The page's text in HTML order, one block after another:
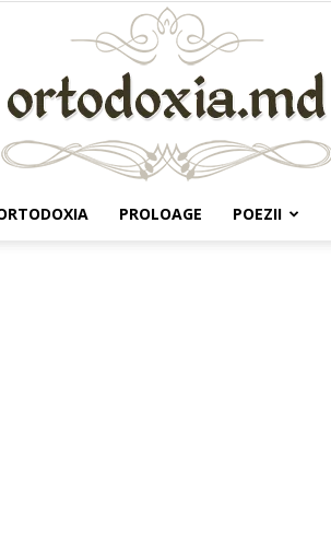
PROLOAGE POEZII